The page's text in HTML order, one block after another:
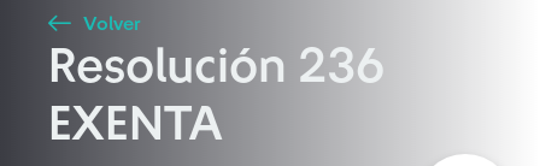
Buscar
Volver
Resolución 236
EXENTA